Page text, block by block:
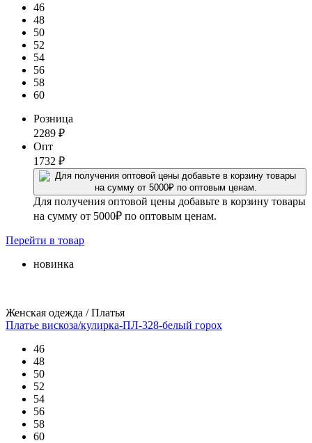
46
48
50
52
54
56
58
60
Розница
2289 ₽
Опт
1732 ₽
Для получения оптовой цены добавьте в корзину товары
на сумму от 5000₽ по оптовым ценам.
Перейти в товар
новинка
Женская одежда / Платья
Платье вискоза/кулирка-ПЛ-328-белый горох
46
48
50
52
54
56
58
60